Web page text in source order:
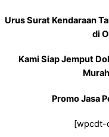
Urus Surat Kendaraan
di
Kami Siap Jemput
Promo Jasa
[wpcdt-